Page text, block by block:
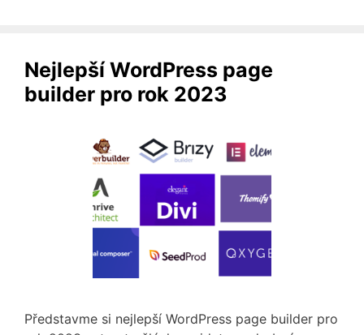
Nejlepší WordPress page
builder pro rok 2023
Představme si nejlepší WordPress page builder pro